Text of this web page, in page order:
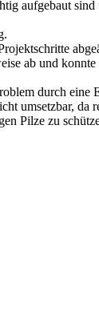
aufgebaut sind
ab und
durch
umsetzbar, da
Pilze zu